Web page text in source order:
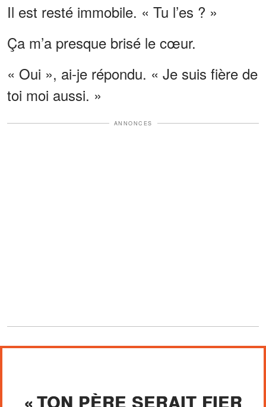
Il est resté immobile. « Tu l’es ? »
Ça m’a presque brisé le cœur.
« Oui », ai-je répondu. « Je suis fière de
toi moi aussi. »
ANNONCES
« TON PÈRE SERAIT FIER